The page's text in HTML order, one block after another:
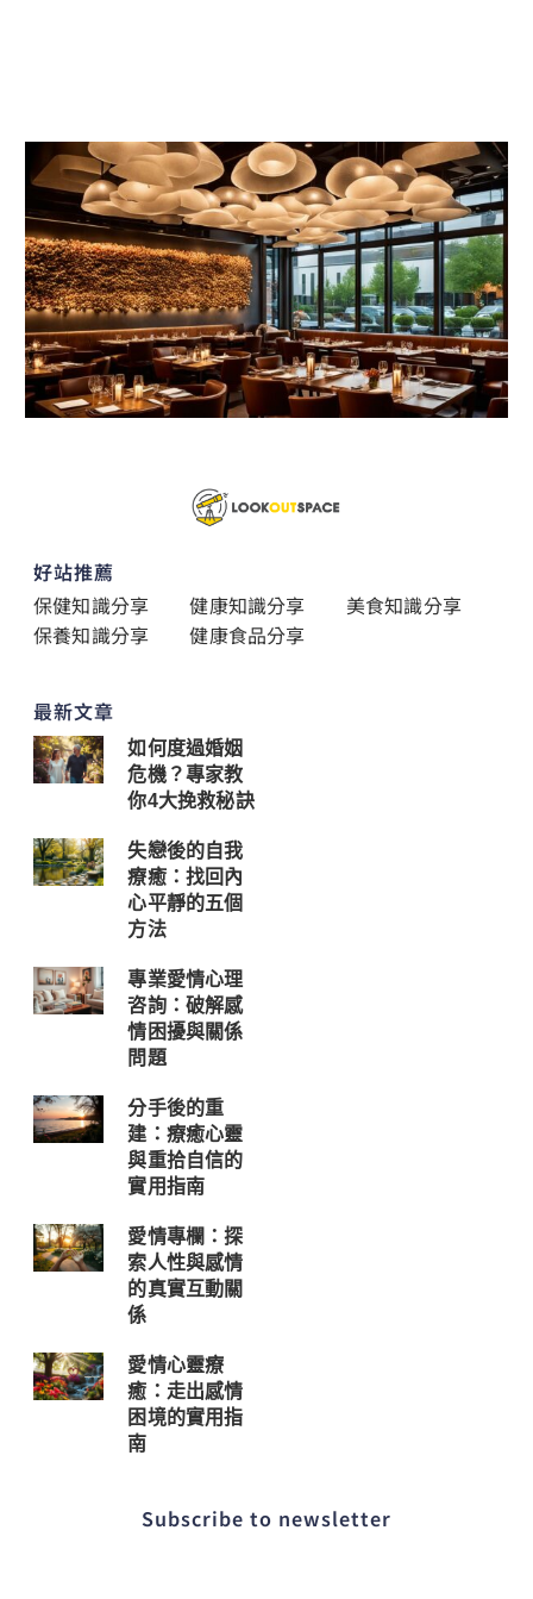
好站推薦
保健知識分享
健康知識分享
美食知識分享
保養知識分享
健康食品分享
最新文章
如何度過婚姻
危機？專家教
你4大挽救秘訣
失戀後的自我
療癒：找回內
心平靜的五個
方法
專業愛情心理
咨詢：破解感
情困擾與關係
問題
分手後的重
建：療癒心靈
與重拾自信的
實用指南
愛情專欄：探
索人性與感情
的真實互動關
係
愛情心靈療
癒：走出感情
困境的實用指
南
Subscribe to newsletter​